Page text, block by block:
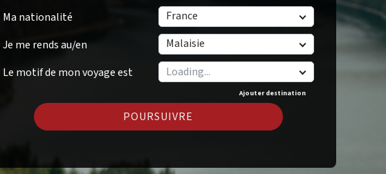
Ma nationalité
France
Je me rends au/en
Malaisie
Le motif de mon voyage est
Ajouter destination
POURSUIVRE